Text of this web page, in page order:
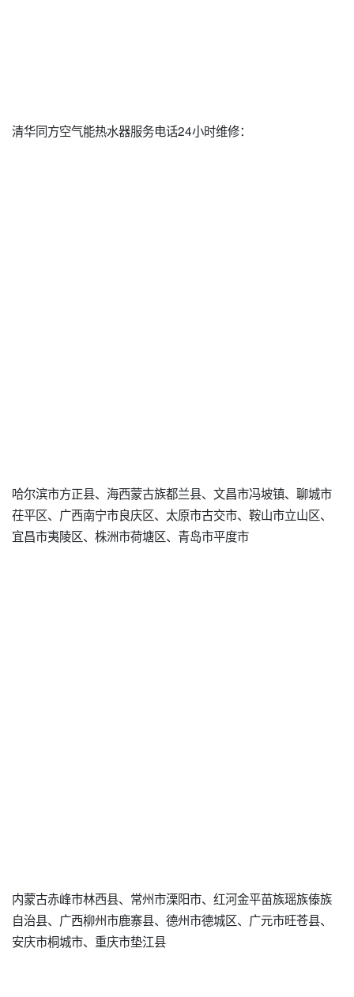
清华同方空气能热水器服务电话24小时维修：
哈尔滨市方正县、海西蒙古族都兰县、文昌市冯坡镇、聊城市
茌平区、广西南宁市良庆区、太原市古交市、鞍山市立山区、
宜昌市夷陵区、株洲市荷塘区、青岛市平度市
内蒙古赤峰市林西县、常州市溧阳市、红河金平苗族瑶族傣族
自治县、广西柳州市鹿寨县、德州市德城区、广元市旺苍县、
安庆市桐城市、重庆市垫江县